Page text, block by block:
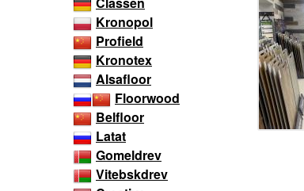
Kronopol
Profield
Kronotex
Alsafloor
Floorwood
Belfloor
Latat
Gomeldrev
Vitebskdrev